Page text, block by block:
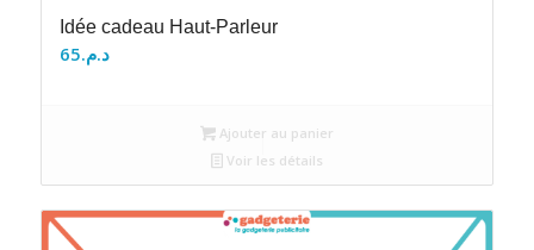
Idée cadeau Haut-Parleur
د.م.65
Ajouter au panier
Voir les détails